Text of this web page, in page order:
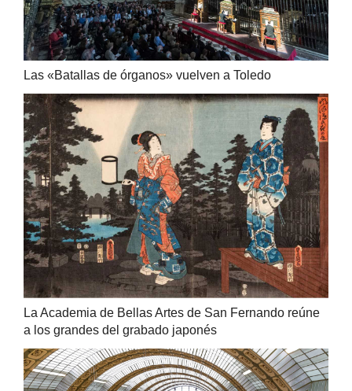
Las «Batallas de órganos» vuelven a Toledo
La Academia de Bellas Artes de San Fernando reúne
a los grandes del grabado japonés